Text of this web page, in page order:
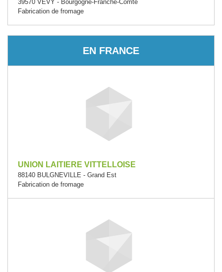
39570 VEVY - Bourgogne-Franche-Comté
Fabrication de fromage
EN FRANCE
UNION LAITIERE VITTELLOISE
88140 BULGNEVILLE - Grand Est
Fabrication de fromage